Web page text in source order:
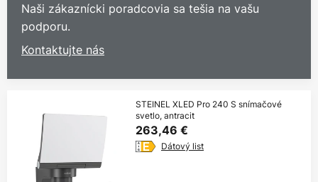
Naši zákaznícki poradcovia sa tešia na vašu
podporu.
Kontaktujte nás
STEINEL XLED Pro 240 S snímačové
svetlo, antracit
263,46 €
Dátový list